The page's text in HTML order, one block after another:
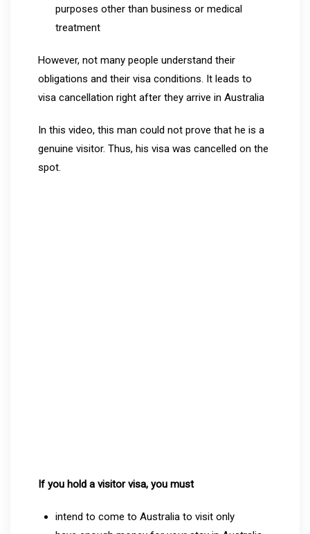
purposes other than business or medical
treatment
However, not many people understand their
obligations and their visa conditions. It leads to
visa cancellation right after they arrive in Australia
In this video, this man could not prove that he is a
genuine visitor. Thus, his visa was cancelled on the
spot.
If you hold a visitor visa, you must
intend to come to Australia to visit only